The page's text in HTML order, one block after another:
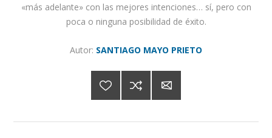
«más adelante» con las mejores intenciones… sí, pero con
poca o ninguna posibilidad de éxito.
Autor: SANTIAGO MAYO PRIETO